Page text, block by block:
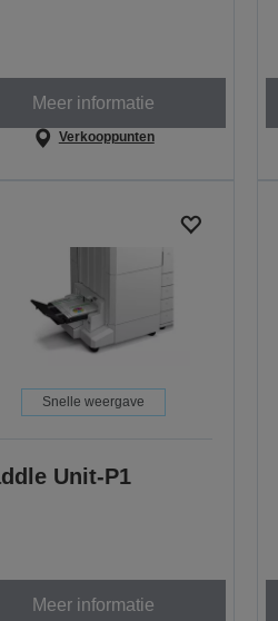
Meer informatie
Verkooppunten
Snelle weergave
Unit-P1
Meer informatie